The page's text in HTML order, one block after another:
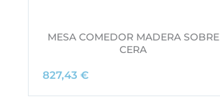
MESA COMEDOR MADERA SOBRE
CERA
827,43 €